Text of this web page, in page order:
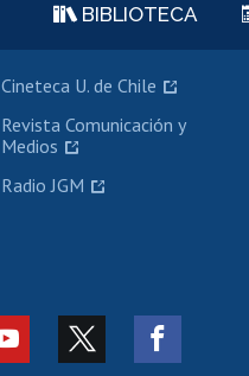
BIBLIOTECA
Cineteca U. de Chile
Revista Comunicación y
Medios
Radio JGM